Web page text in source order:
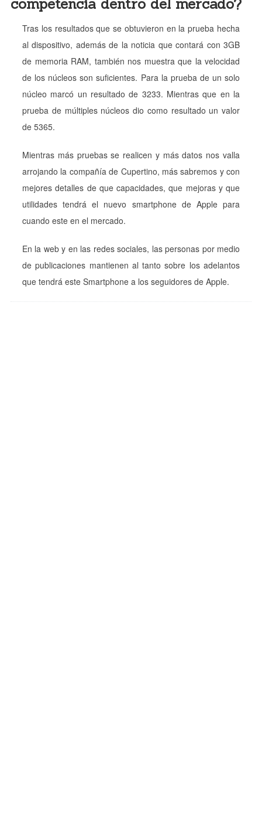
competencia dentro del mercado?
Tras los resultados que se obtuvieron en la prueba hecha
al dispositivo, además de la noticia que contará con 3GB
de memoria RAM, también nos muestra que la velocidad
de los núcleos son suficientes. Para la prueba de un solo
núcleo marcó un resultado de 3233. Mientras que en la
prueba de múltiples núcleos dio como resultado un valor
de 5365.
Mientras más pruebas se realicen y más datos nos valla
arrojando la compañía de Cupertino, más sabremos y con
mejores detalles de que capacidades, que mejoras y que
utilidades tendrá el nuevo smartphone de Apple para
cuando este en el mercado.
En la web y en las redes sociales, las personas por medio
de publicaciones mantienen al tanto sobre los adelantos
que tendrá este Smartphone a los seguidores de Apple.